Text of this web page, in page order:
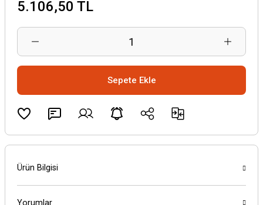
5.106,50 TL
Sepete Ekle
Ürün Bilgisi
Yorumlar